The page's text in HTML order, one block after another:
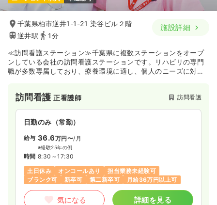
千葉県柏市逆井1-1-21 染谷ビル２階
逆井駅
1分
施設詳細
≪訪問看護ステーション≫千葉県に複数ステーションをオープ
ンしている会社の訪問看護ステーションです。リハビリの専門
職が多数専属しており、療養環境に適し、個人のニーズに対応
訪問看護正看護師 訪問看護
日勤のみ（常勤）
給与 36.6万円〜/月
※経験25年の例
時間 8:30～17:30
土日休み
オンコールあり
担当業務未経験可
ブランク可
新卒可 第二新卒可 月給36万円以上可
気になる 詳細を見る